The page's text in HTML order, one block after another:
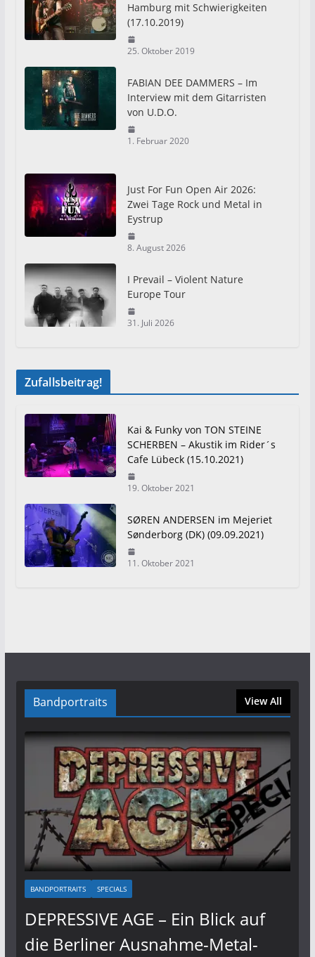
Hamburg mit Schwierigkeiten
(17.10.2019)
25. Oktober 2019
FABIAN DEE DAMMERS – Im
Interview mit dem Gitarristen
von U.D.O.
1. Februar 2020
Just For Fun Open Air 2026:
Zwei Tage Rock und Metal in
Eystrup
8. August 2026
I Prevail – Violent Nature
Europe Tour
31. Juli 2026
Zufallsbeitrag!
Kai & Funky von TON STEINE
SCHERBEN – Akustik im Rider´s
Cafe Lübeck (15.10.2021)
19. Oktober 2021
SØREN ANDERSEN im Mejeriet
Sønderborg (DK) (09.09.2021)
11. Oktober 2021
Bandportraits View All
BANDPORTRAITS SPECIALS
DEPRESSIVE AGE – Ein Blick auf
die Berliner Ausnahme-Metal-